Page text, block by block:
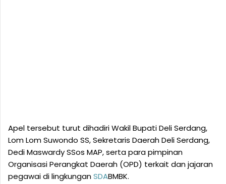
Apel tersebut turut dihadiri Wakil Bupati Deli Serdang,
Lom Lom Suwondo SS, Sekretaris Daerah Deli Serdang,
Dedi Maswardy SSos MAP, serta para pimpinan
Organisasi Perangkat Daerah (OPD) terkait dan jajaran
pegawai di lingkunganSDABMBK.